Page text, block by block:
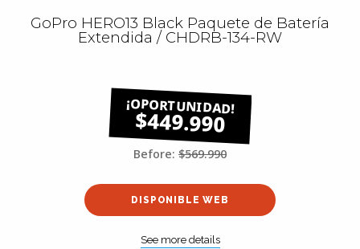
GoPro HERO13 Black Paquete de Batería
Extendida / CHDRB-134-RW
$449.990
Before: $569.990
DISPONIBLE WEB
See more details